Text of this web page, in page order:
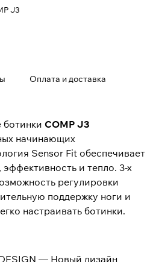
J3
Оплата и доставка
COMP J3
начинающих
Sensor Fit обеспечивает
и тепло. 3-х
регулировки
поддержку ноги и
настраивать ботинки.
— Новый дизайн